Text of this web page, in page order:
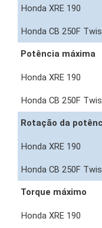
Potência máxima
Rotação da
Torque máximo